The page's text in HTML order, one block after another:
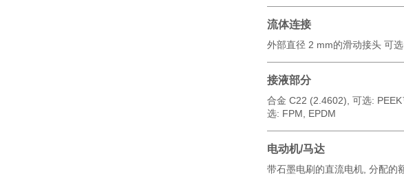
流体连接
外部直径 2 mm的滑动接头 可
接液部分
合金 C22 (2.4602), 可选:
选: FPM, EPDM
电动机/马达
带石墨电刷的直流电机, 分配的